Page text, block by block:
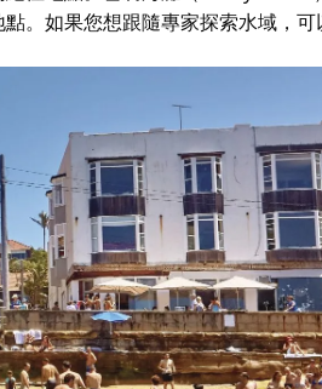
點。如果您想跟隨專家探索水域，